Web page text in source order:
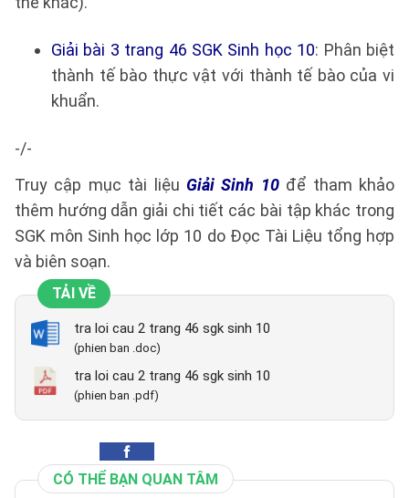
Giải bài 3 trang 46 SGK Sinh học 10: Phân biệt
thành tế bào thực vật với thành tế bào của vi
khuẩn.
-/-
Truy cập mục tài liệu Giải Sinh 10để tham khảo
thêm hướng dẫn giải chi tiết các bài tập khác trong
SGK môn Sinh học lớp 10 do Đọc Tài Liệu tổng hợp
và biên soạn.
TẢI VỀ
tra loi cau 2 trang 46 sgk sinh 10
(phien ban .doc)
tra loi cau 2 trang 46 sgk sinh 10
(phien ban .pdf)
CÓ THỂ BẠN QUAN TÂM